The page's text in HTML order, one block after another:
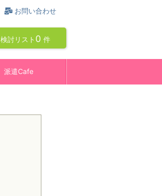
お問い合わせ
検討リスト 0件
派遣Cafe